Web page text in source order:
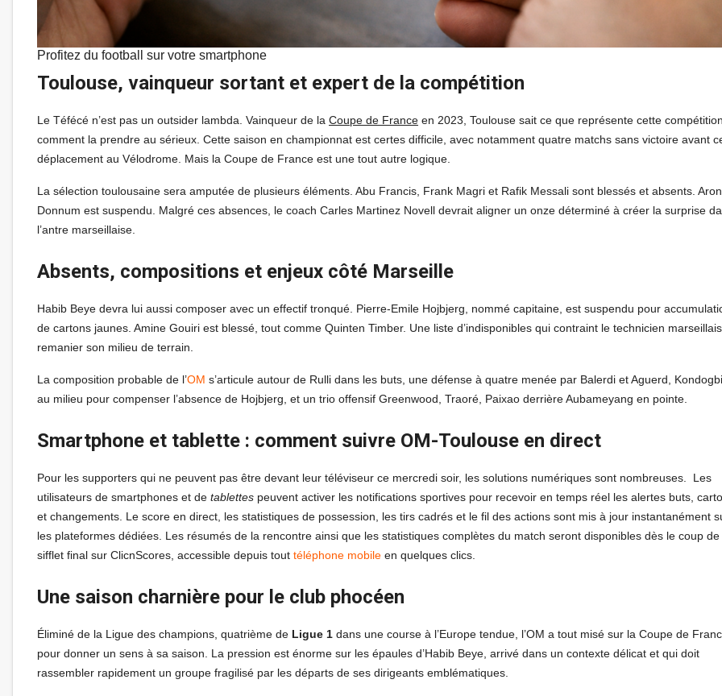
Profitez du football sur votre smartphone
Toulouse, vainqueur sortant et expert de la compétition
Le Téfécé n’est pas un outsider lambda. Vainqueur de la Coupe de France en 2023, Toulouse sait ce que représente cette
comment la prendre au sérieux. Cette saison en championnat est certes difficile, avec notamment quatre matchs sans victoire avant
déplacement au Vélodrome. Mais la Coupe de France est une tout autre logique.
La sélection toulousaine sera amputée de plusieurs éléments. Abu Francis, Frank Magri et Rafik Messali sont blessés et absents. Aron
Donnum est suspendu. Malgré ces absences, le coach Carles Martinez Novell devrait aligner un onze déterminé à créer la surprise
l’antre marseillaise.
Absents, compositions et enjeux côté Marseille
Habib Beye devra lui aussi composer avec un effectif tronqué. Pierre-Emile Hojbjerg, nommé capitaine, est suspendu pour
de cartons jaunes. Amine Gouiri est blessé, tout comme Quinten Timber. Une liste d’indisponibles qui contraint le technicien
remanier son milieu de terrain.
La composition probable de l’OM s’articule autour de Rulli dans les buts, une défense à quatre menée par Balerdi et Aguerd,
au milieu pour compenser l’absence de Hojbjerg, et un trio offensif Greenwood, Traoré, Paixao derrière Aubameyang en pointe.
Smartphone et tablette : comment suivre OM-Toulouse en direct
Pour les supporters qui ne peuvent pas être devant leur téléviseur ce mercredi soir, les solutions numériques sont nombreuses. Les
utilisateurs de smartphones et de tablettes peuvent activer les notifications sportives pour recevoir en temps réel les alertes buts,
et changements. Le score en direct, les statistiques de possession, les tirs cadrés et le fil des actions sont mis à jour instantanément
les plateformes dédiées. Les résumés de la rencontre ainsi que les statistiques complètes du match seront disponibles dès le coup de
sifflet final sur ClicnScores, accessible depuis tout téléphone mobile en quelques clics.
Une saison charnière pour le club phocéen
Éliminé de la Ligue des champions, quatrième de Ligue 1 dans une course à l’Europe tendue, l’OM a tout misé sur la Coupe de
pour donner un sens à sa saison. La pression est énorme sur les épaules d’Habib Beye, arrivé dans un contexte délicat et qui doit
rassembler rapidement un groupe fragilisé par les départs de ses dirigeants emblématiques.